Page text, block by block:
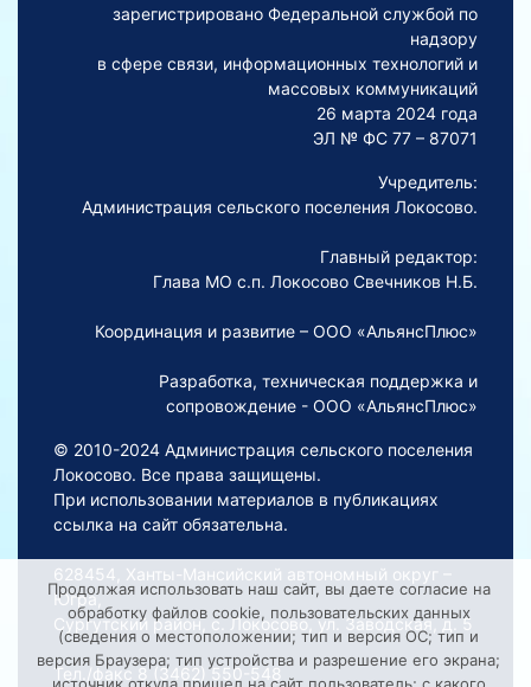
зарегистрировано Федеральной службой по
надзору
в сфере связи, информационных технологий и
массовых коммуникаций
26 марта 2024 года
ЭЛ № ФС 77 – 87071
Учредитель:
Администрация сельского поселения Локосово.
Главный редактор:
Глава МО с.п. Локосово Свечников Н.Б.
Координация и развитие – ООО «АльянсПлюс»
Разработка, техническая поддержка и
сопровождение - ООО «АльянсПлюс»
© 2010-2024 Администрация сельского поселения
Локосово. Все права защищены.
При использовании материалов в публикациях
ссылка на сайт обязательна.
628454, Ханты-Мансийский автономный округ –
Югра,
Сургутский район, с. Локосово, ул. Заводская, д. 5
Тел./факс 8 (3462) 550-548
Продолжая использовать наш сайт, вы даете согласие на
обработку файлов cookie, пользовательских данных
(сведения о местоположении; тип и версия ОС; тип и
версия Браузера; тип устройства и разрешение его экрана;